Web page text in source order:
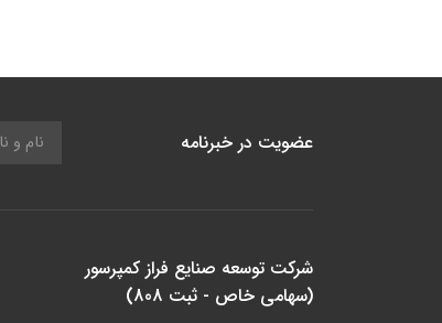
عضویت در خبرنامه
شرکت توسعه صنایع فراز کمپرسور
(سهامی خاص - ثبت 808)